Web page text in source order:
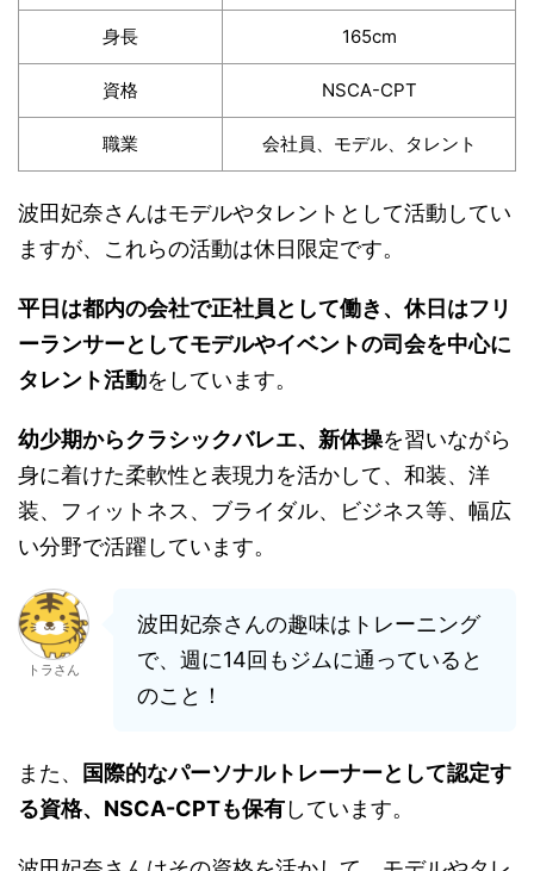
身長 165cm
資格 NSCA-CPT
職業 会社員、モデル、タレント
波田妃奈さんはモデルやタレントとして活動してい
ますが、これらの活動は休日限定です。
平日は都内の会社で正社員として働き、休日はフリ
ーランサーとしてモデルやイベントの司会を中心に
タレント活動をしています。
幼少期からクラシックバレエ、新体操を習いながら
身に着けた柔軟性と表現力を活かして、和装、洋
装、フィットネス、ブライダル、ビジネス等、幅広
い分野で活躍しています。
トラさん
波田妃奈さんの趣味はトレーニング
で、週に14回もジムに通っていると
のこと！
また、
国際的なパーソナルトレーナーとして認定す
る資格、NSCA-CPTも保有しています。